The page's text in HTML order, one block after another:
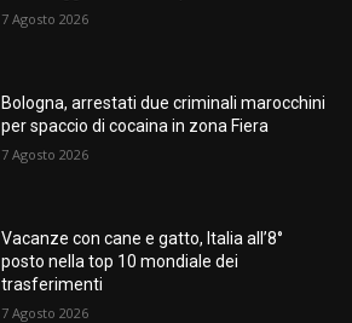
7 Agosto 2026
Bologna, arrestati due criminali marocchini
per spaccio di cocaina in zona Fiera
7 Agosto 2026
Vacanze con cane e gatto, Italia all’8°
posto nella top 10 mondiale dei
trasferimenti
7 Agosto 2026